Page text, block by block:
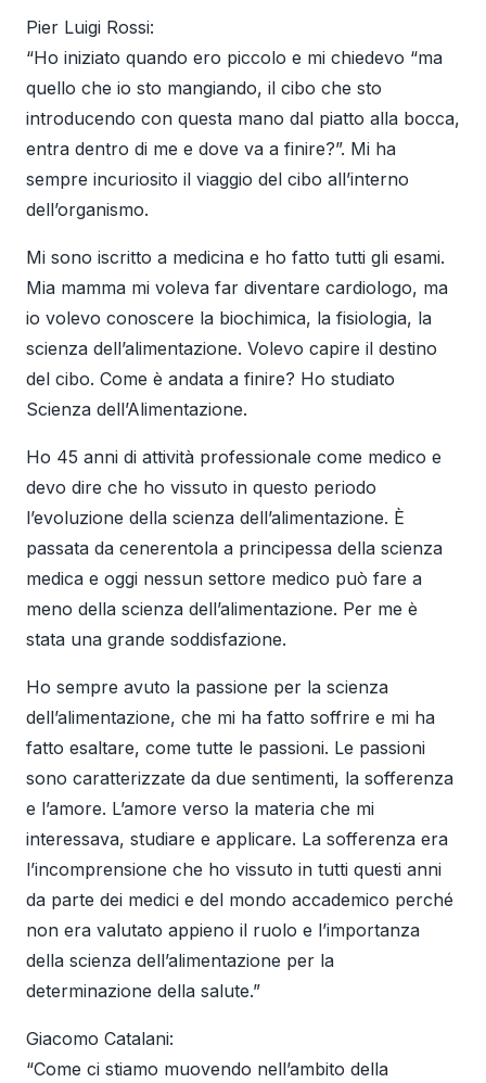
Pier Luigi Rossi:
“Ho iniziato quando ero piccolo e mi chiedevo “ma
quello che io sto mangiando, il cibo che sto
introducendo con questa mano dal piatto alla bocca,
entra dentro di me e dove va a finire?”. Mi ha
sempre incuriosito il viaggio del cibo all’interno
dell’organismo.
Mi sono iscritto a medicina e ho fatto tutti gli esami.
Mia mamma mi voleva far diventare cardiologo, ma
io volevo conoscere la biochimica, la fisiologia, la
scienza dell’alimentazione. Volevo capire il destino
del cibo. Come è andata a finire? Ho studiato
Scienza dell’Alimentazione.
Ho 45 anni di attività professionale come medico e
devo dire che ho vissuto in questo periodo
l’evoluzione della scienza dell’alimentazione. È
passata da cenerentola a principessa della scienza
medica e oggi nessun settore medico può fare a
meno della scienza dell’alimentazione. Per me è
stata una grande soddisfazione.
Ho sempre avuto la passione per la scienza
dell’alimentazione, che mi ha fatto soffrire e mi ha
fatto esaltare, come tutte le passioni. Le passioni
sono caratterizzate da due sentimenti, la sofferenza
e l’amore. L’amore verso la materia che mi
interessava, studiare e applicare. La sofferenza era
l’incomprensione che ho vissuto in tutti questi anni
da parte dei medici e del mondo accademico perché
non era valutato appieno il ruolo e l’importanza
della scienza dell’alimentazione per la
determinazione della salute.”
Giacomo Catalani:
“Come ci stiamo muovendo nell’ambito della